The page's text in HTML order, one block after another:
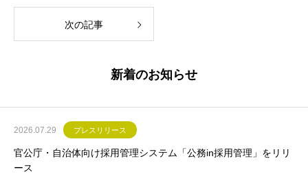
次の記事
新着のお知らせ
2026.07.29 プレスリリース
官公庁・自治体向け採用管理システム「公務in採用管理」をリリ
ース